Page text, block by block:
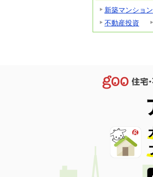
新築マンション
不動産投資